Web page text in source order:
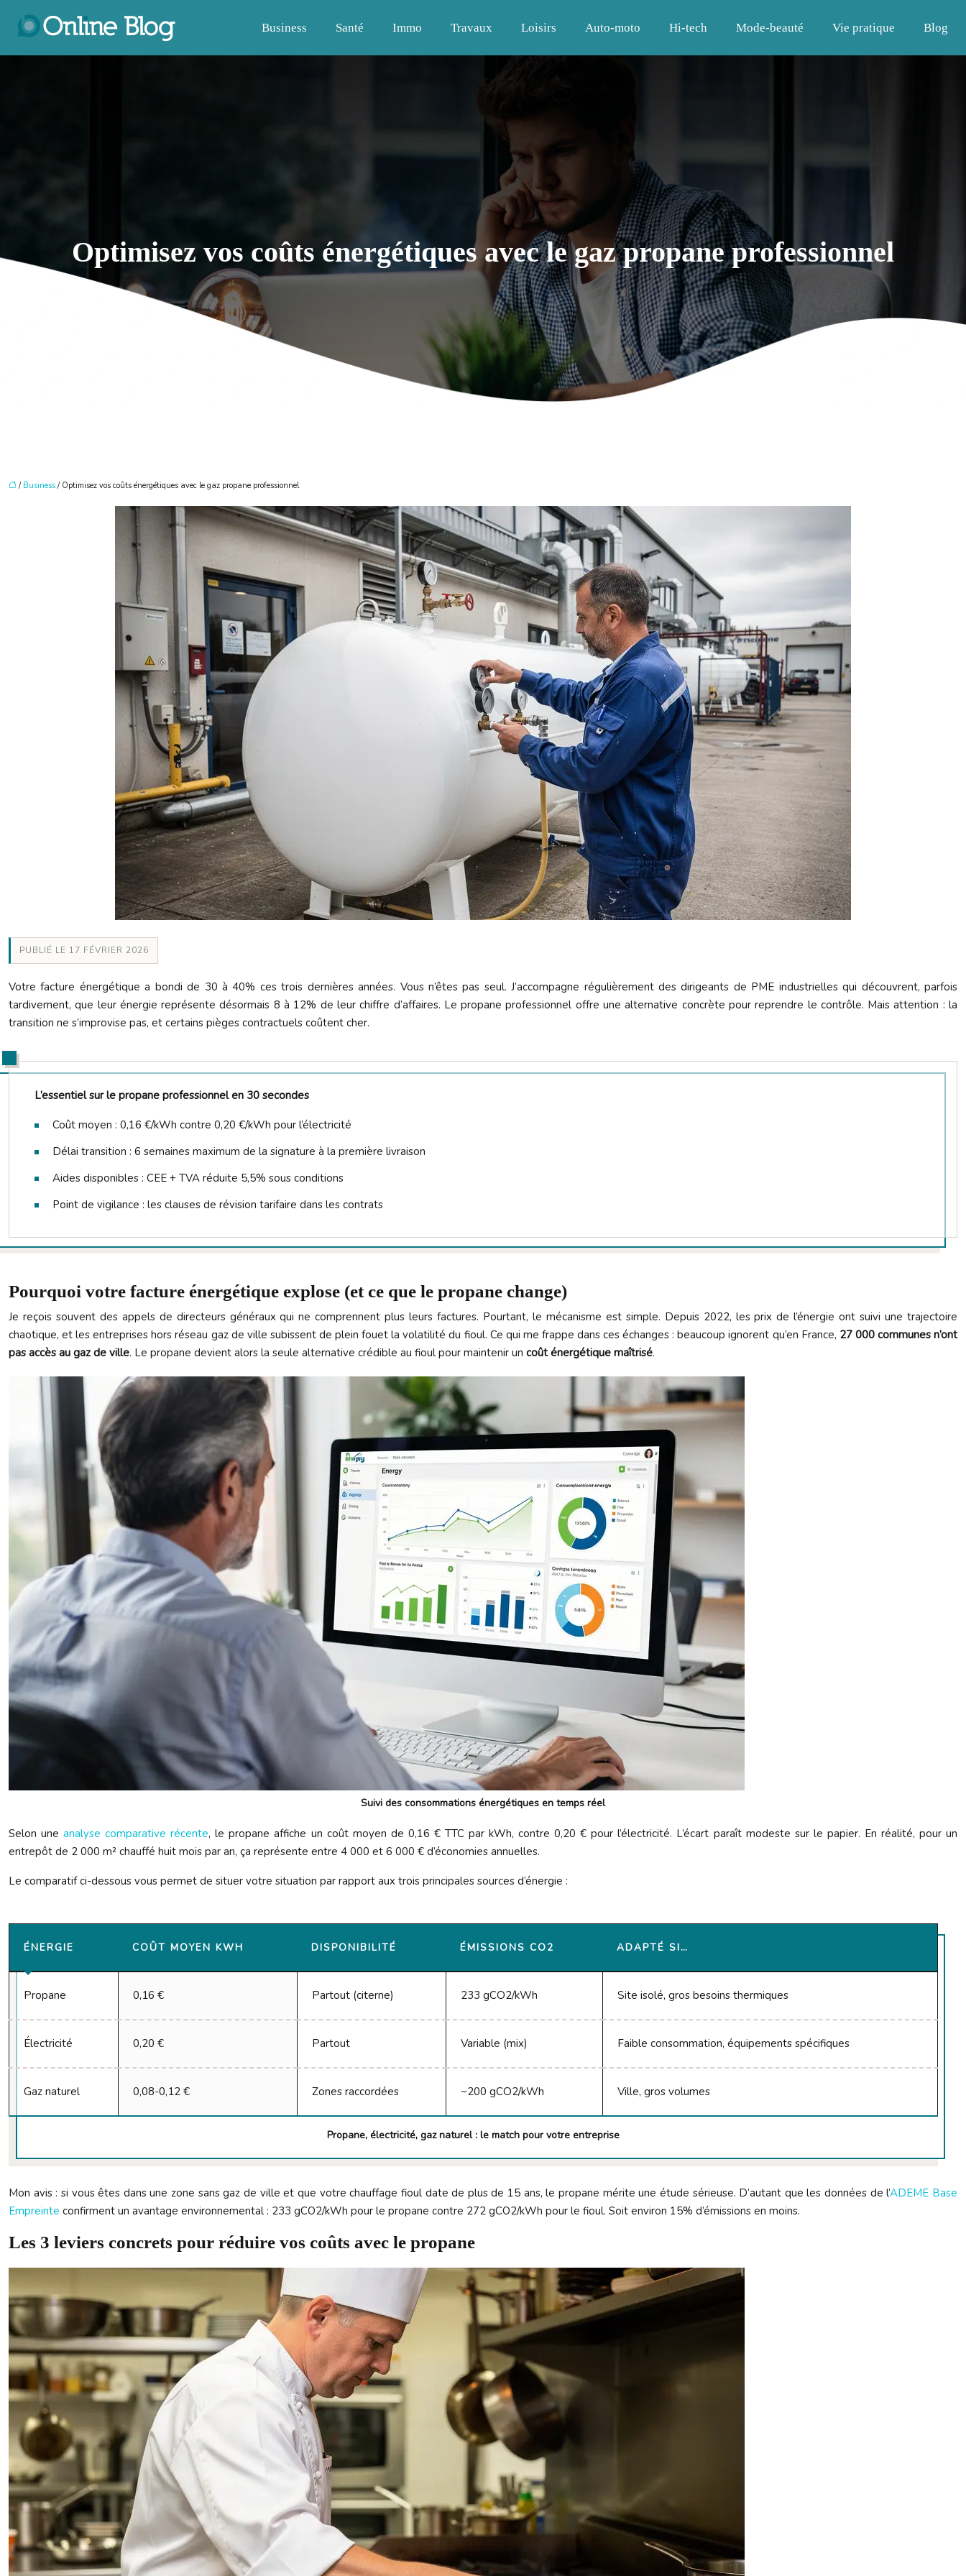
Business Santé Immo Travaux Loisirs Auto-moto Hi-tech Mode-beauté Vie pratique Blog
Optimisez vos coûts énergétiques avec le gaz propane professionnel
/ Business / Optimisez vos coûts énergétiques avec le gaz propane professionnel
PUBLIÉ LE 17 FÉVRIER 2026
Votre facture énergétique a bondi de 30 à 40% ces trois dernières années. Vous n’êtes pas seul. J’accompagne régulièrement des dirigeants de PME industrielles qui découvrent, parfois
tardivement, que leur énergie représente désormais 8 à 12% de leur chiffre d’affaires. Le propane professionnel offre une alternative concrète pour reprendre le contrôle. Mais attention : la
transition ne s’improvise pas, et certains pièges contractuels coûtent cher.
L’essentiel sur le propane professionnel en 30 secondes
Coût moyen : 0,16 €/kWh contre 0,20 €/kWh pour l’électricité
Délai transition : 6 semaines maximum de la signature à la première livraison
Aides disponibles : CEE + TVA réduite 5,5% sous conditions
Point de vigilance : les clauses de révision tarifaire dans les contrats
Pourquoi votre facture énergétique explose (et ce que le propane change)
Je reçois souvent des appels de directeurs généraux qui ne comprennent plus leurs factures. Pourtant, le mécanisme est simple. Depuis 2022, les prix de l’énergie ont suivi une trajectoire
chaotique, et les entreprises hors réseau gaz de ville subissent de plein fouet la volatilité du fioul. Ce qui me frappe dans ces échanges : beaucoup ignorent qu’en France, 27 000 communes n’ont
pas accès au gaz de ville. Le propane devient alors la seule alternative crédible au fioul pour maintenir un coût énergétique maîtrisé.
Suivi des consommations énergétiques en temps réel
Selon uneanalyse comparative récente, le propane affiche un coût moyen de 0,16 € TTC par kWh, contre 0,20 € pour l’électricité. L’écart paraît modeste sur le papier. En réalité, pour un
entrepôt de 2 000 m² chauffé huit mois par an, ça représente entre 4 000 et 6 000 € d’économies annuelles.
Le comparatif ci-dessous vous permet de situer votre situation par rapport aux trois principales sources d’énergie :
Propane, électricité, gaz naturel : le match pour votre entreprise
ÉNERGIE COÛT MOYEN KWH DISPONIBILITÉ ÉMISSIONS CO2 ADAPTÉ SI…
Propane 0,16 € Partout (citerne) 233 gCO2/kWh Site isolé, gros besoins thermiques
Électricité 0,20 € Partout Variable (mix) Faible consommation, équipements spécifiques
Gaz naturel 0,08-0,12 € Zones raccordées ~200 gCO2/kWh Ville, gros volumes
Mon avis : si vous êtes dans une zone sans gaz de ville et que votre chauffage fioul date de plus de 15 ans, le propane mérite une étude sérieuse. D’autant que les données de l’ADEME Base
Empreinte confirment un avantage environnemental : 233 gCO2/kWh pour le propane contre 272 gCO2/kWh pour le fioul. Soit environ 15% d’émissions en moins.
Les 3 leviers concrets pour réduire vos coûts avec le propane